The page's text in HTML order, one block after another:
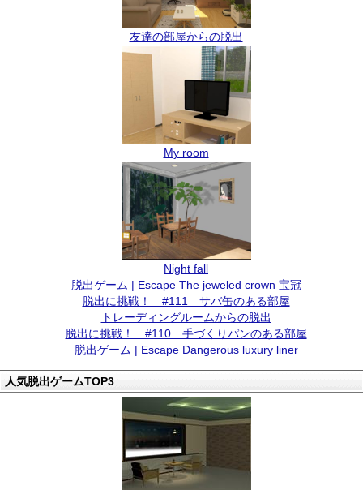
友達の部屋からの脱出
My room
Night fall
脱出ゲーム | Escape The jeweled crown 宝冠
脱出に挑戦！ #111 サバ缶のある部屋
トレーディングルームからの脱出
脱出に挑戦！ #110 手づくりパンのある部屋
脱出ゲーム | Escape Dangerous luxury liner
人気脱出ゲームTOP3